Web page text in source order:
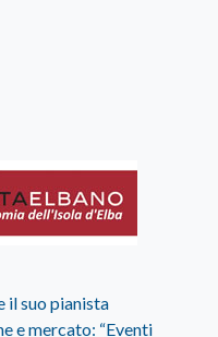
il suo pianista
e mercato: “Eventi